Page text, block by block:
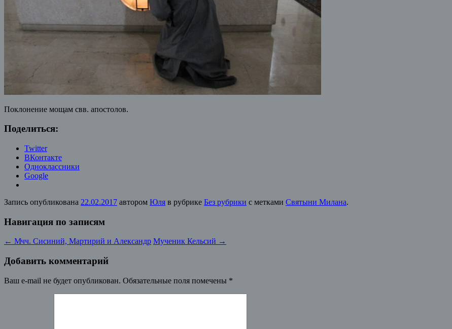
Поклонение мощам свв. апостолов.
Поделиться:
Twitter
ВКонтакте
Одноклассники
Google
Запись опубликована 22.02.2017 автором Юля в рубрике Без рубрики с метками Святыни Милана.
Навигация по записям
← Мчч. Сисиний, Мартирий и Александр Мученик Кельсий →
Добавить комментарий
Ваш e-mail не будет опубликован. Обязательные поля помечены *